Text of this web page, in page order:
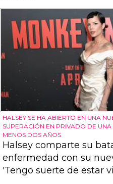
HALSEY SE HA ABIERTO EN UNA
SUPERACIÓN EN PRIVADO DE
MENOS DOS AÑOS
Halsey comparte su
enfermedad con su
'Tengo suerte de estar